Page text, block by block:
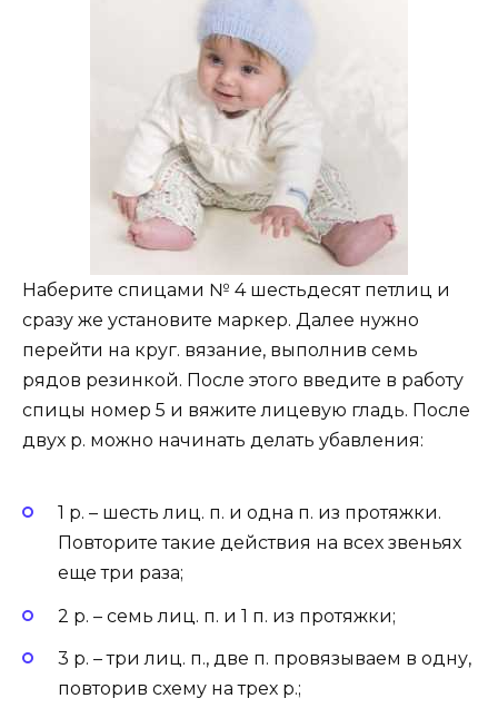
Наберите спицами № 4 шестьдесят петлиц и
сразу же установите маркер. Далее нужно
перейти на круг. вязание, выполнив семь
рядов резинкой. После этого введите в работу
спицы номер 5 и вяжите лицевую гладь. После
двух р. можно начинать делать убавления:
1 р. – шесть лиц. п. и одна п. из протяжки.
Повторите такие действия на всех звеньях
еще три раза;
2 р. – семь лиц. п. и 1 п. из протяжки;
3 р. – три лиц. п., две п. провязываем в одну,
повторив схему на трех р.;